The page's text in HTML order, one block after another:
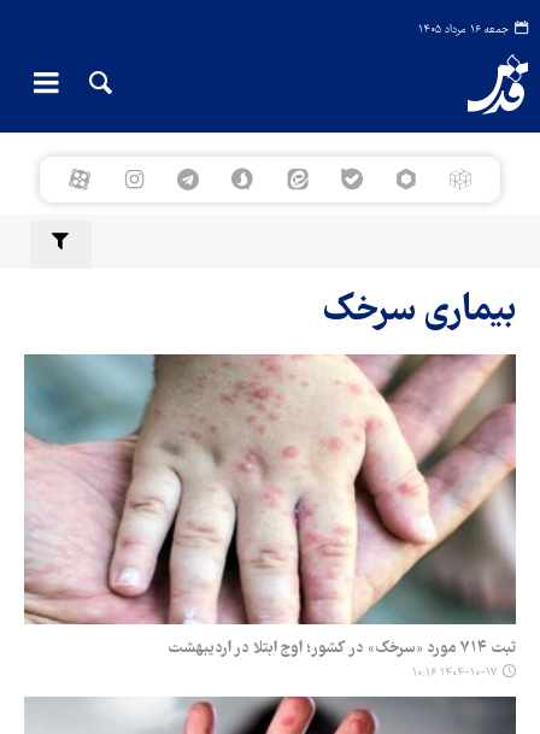
جمعه ۱۶ مرداد ۱۴۰۵
بیماری سرخک
ثبت ۷۱۴ مورد «سرخک» در کشور؛ اوج ابتلا در اردیبهشت
۱۴۰۴-۱۰-۱۷ ۱۰:۱۶